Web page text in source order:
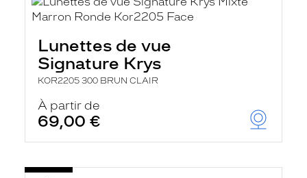
Lunettes de vue
Signature Krys
KOR2205 300 BRUN CLAIR
À partir de
69,00 €